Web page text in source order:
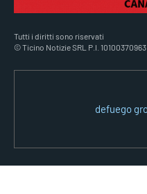
Tutti i diritti sono riservati
© Ticino Notizie SRL P.I. 10100370963
defuego